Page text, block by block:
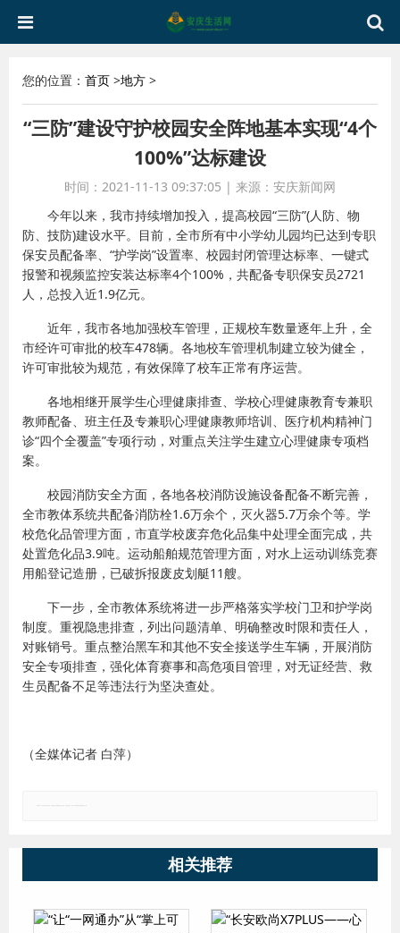
您的位置： 首页 >地方 >
“三防”建设守护校园安全阵地基本实现“4个
100%”达标建设
时间：2021-11-13 09:37:05 | 来源：安庆新闻网
今年以来，我市持续增加投入，提高校园“三防”(人防、物
防、技防)建设水平。目前，全市所有中小学幼儿园均已达到专职
保安员配备率、“护学岗”设置率、校园封闭管理达标率、一键式
报警和视频监控安装达标率4个100%，共配备专职保安员2721
人，总投入近1.9亿元。
近年，我市各地加强校车管理，正规校车数量逐年上升，全
市经许可审批的校车478辆。各地校车管理机制建立较为健全，
许可审批较为规范，有效保障了校车正常有序运营。
各地相继开展学生心理健康排查、学校心理健康教育专兼职
教师配备、班主任及专兼职心理健康教师培训、医疗机构精神门
诊“四个全覆盖”专项行动，对重点关注学生建立心理健康专项档
案。
校园消防安全方面，各地各校消防设施设备配备不断完善，
全市教体系统共配备消防栓1.6万余个，灭火器5.7万余个等。学
校危化品管理方面，市直学校废弃危化品集中处理全面完成，共
处置危化品3.9吨。运动船舶规范管理方面，对水上运动训练竞赛
用船登记造册，已破拆报废皮划艇11艘。
下一步，全市教体系统将进一步严格落实学校门卫和护学岗
制度。重视隐患排查，列出问题清单、明确整改时限和责任人，
对账销号。重点整治黑车和其他不安全接送学生车辆，开展消防
安全专项排查，强化体育赛事和高危项目管理，对无证经营、救
生员配备不足等违法行为坚决查处。
（全媒体记者 白萍）
相关推荐